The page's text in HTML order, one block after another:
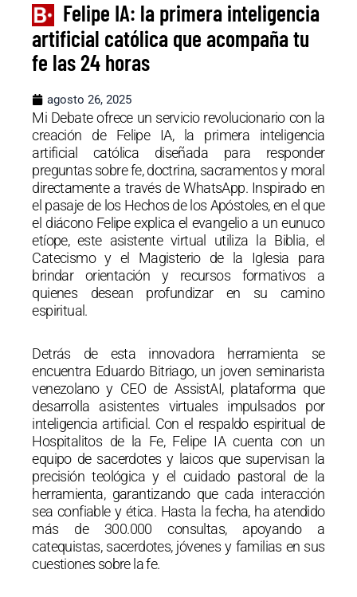
Felipe IA: la primera inteligencia
artificial católica que acompaña tu
fe las 24 horas
agosto 26, 2025
Mi Debate ofrece un servicio revolucionario con la
creación de Felipe IA, la primera inteligencia
artificial católica diseñada para responder
preguntas sobre fe, doctrina, sacramentos y moral
directamente a través de WhatsApp. Inspirado en
el pasaje de los Hechos de los Apóstoles, en el que
el diácono Felipe explica el evangelio a un eunuco
etíope, este asistente virtual utiliza la Biblia, el
Catecismo y el Magisterio de la Iglesia para
brindar orientación y recursos formativos a
quienes desean profundizar en su camino
espiritual.
Detrás de esta innovadora herramienta se
encuentra Eduardo Bitriago, un joven seminarista
venezolano y CEO de AssistAI, plataforma que
desarrolla asistentes virtuales impulsados por
inteligencia artificial. Con el respaldo espiritual de
Hospitalitos de la Fe, Felipe IA cuenta con un
equipo de sacerdotes y laicos que supervisan la
precisión teológica y el cuidado pastoral de la
herramienta, garantizando que cada interacción
sea confiable y ética. Hasta la fecha, ha atendido
más de 300.000 consultas, apoyando a
catequistas, sacerdotes, jóvenes y familias en sus
cuestiones sobre la fe.